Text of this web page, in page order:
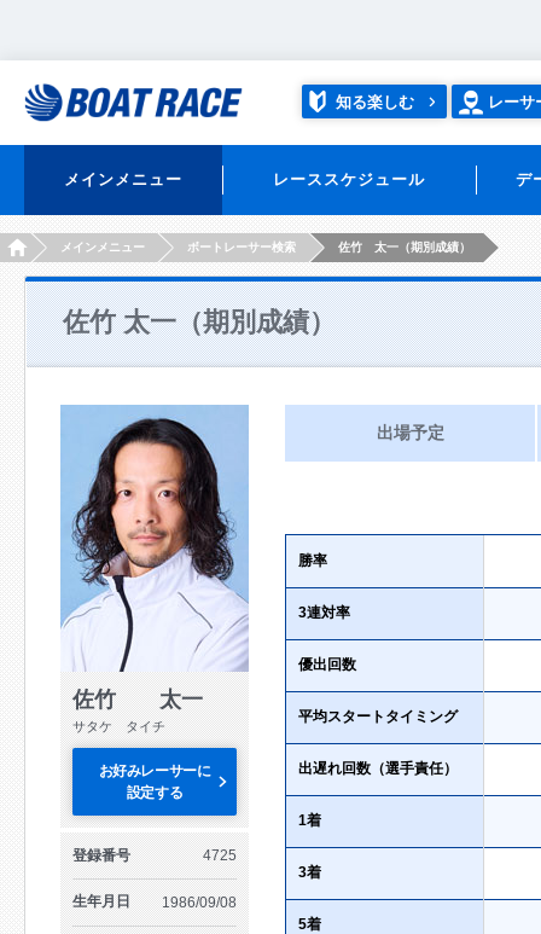
知る楽しむ レーサ
メインメニュー レーススケジュール デ
HOMEメインメニュー ボートレーサー検索 佐竹 太一（期別成績）
佐竹 太一（期別成績）
佐竹 太一
サタケ タイチ
お好みレーサーに
設定する
登録番号 4725
生年月日 1986/09/08
出場予定
勝率
3連対率
優出回数
平均スタートタイミング
出遅れ回数（選手責任）
1着
3着
5着